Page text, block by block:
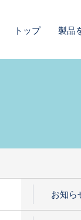
トップ 製品
お知ら